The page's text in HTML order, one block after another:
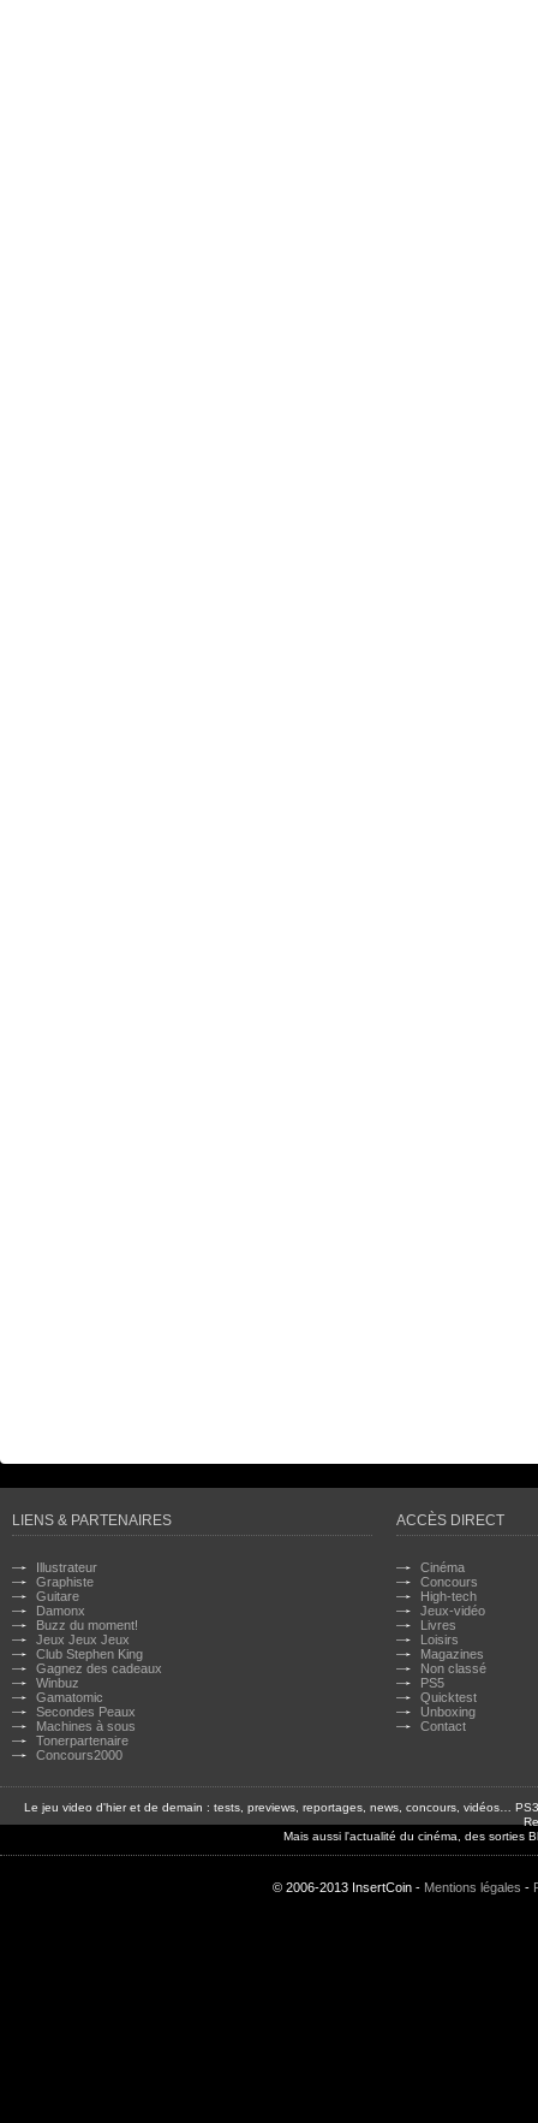
LIENS & PARTENAIRES
Illustrateur
Graphiste
Guitare
Damonx
Buzz du moment!
Jeux Jeux Jeux
Club Stephen King
Gagnez des cadeaux
Winbuz
Gamatomic
Secondes Peaux
Machines à sous
Tonerpartenaire
Concours2000
ACCÈS DIRECT
Cinéma
Concours
High-tech
Jeux-vidéo
Livres
Loisirs
Magazines
Non classé
PS5
Quicktest
Unboxing
Contact
Le jeu video d'hier et de demain : tests, previews, reportages, news, concours, vidéos…
Mais aussi l'actualité du cinéma, des sorties
© 2006-2013 InsertCoin - Mentions légales -